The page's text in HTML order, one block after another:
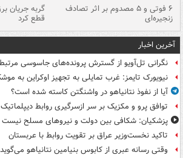
۶ فوتی و ۵ مصدوم بر اثر تصادف
زنجیره‌ای
گربه جریان
قطع کرد
آخرین اخبار
نگرانی تل‌آویو از گسترش پرونده‌های جاسوسی مرتبط
نیویورک تایمز: غرب تمایلی به تجهیز اوکراین به
آیا از نفوذ نتانیاهو در واشنگتن کاسته شده است؟
توافق پرو و مکزیک بر سر ازسرگیری روابط دیپلماتیک
پزشکیان: شکافی بین دولت و نیروهای مسلح نیست
تاکید نخست‌وزیر عراق بر تقویت روابط با عربستان
وقتی رسانه عبری از کابوس بنیامین نتانیاهو می‌گوید